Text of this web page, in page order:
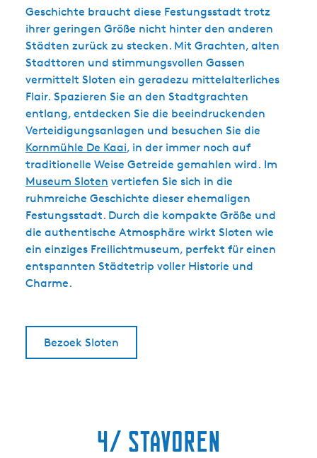
Geschichte braucht diese Festungsstadt trotz
ihrer geringen Größe nicht hinter den anderen
Städten zurück zu stecken. Mit Grachten, alten
Stadttoren und stimmungsvollen Gassen
vermittelt Sloten ein geradezu mittelalterliches
Flair. Spazieren Sie an den Stadtgrachten
entlang, entdecken Sie die beeindruckenden
Verteidigungsanlagen und besuchen Sie die
Kornmühle De Kaai, in der immer noch auf
traditionelle Weise Getreide gemahlen wird. Im
Museum Sloten vertiefen Sie sich in die
ruhmreiche Geschichte dieser ehemaligen
Festungsstadt. Durch die kompakte Größe und
die authentische Atmosphäre wirkt Sloten wie
ein einziges Freilichtmuseum, perfekt für einen
entspannten Städtetrip voller Historie und
Charme.
Bezoek Sloten
4/ Stavoren